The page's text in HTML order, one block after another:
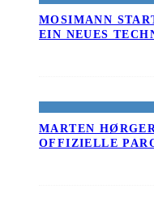
MOSIMANN
EIN NEUES
MARTEN
OFFIZIELLE